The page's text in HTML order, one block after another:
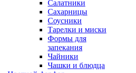
Салатники
Сахарницы
Соусники
Тарелки и миски
Формы для
запекания
Чайники
Чашки и блюдца